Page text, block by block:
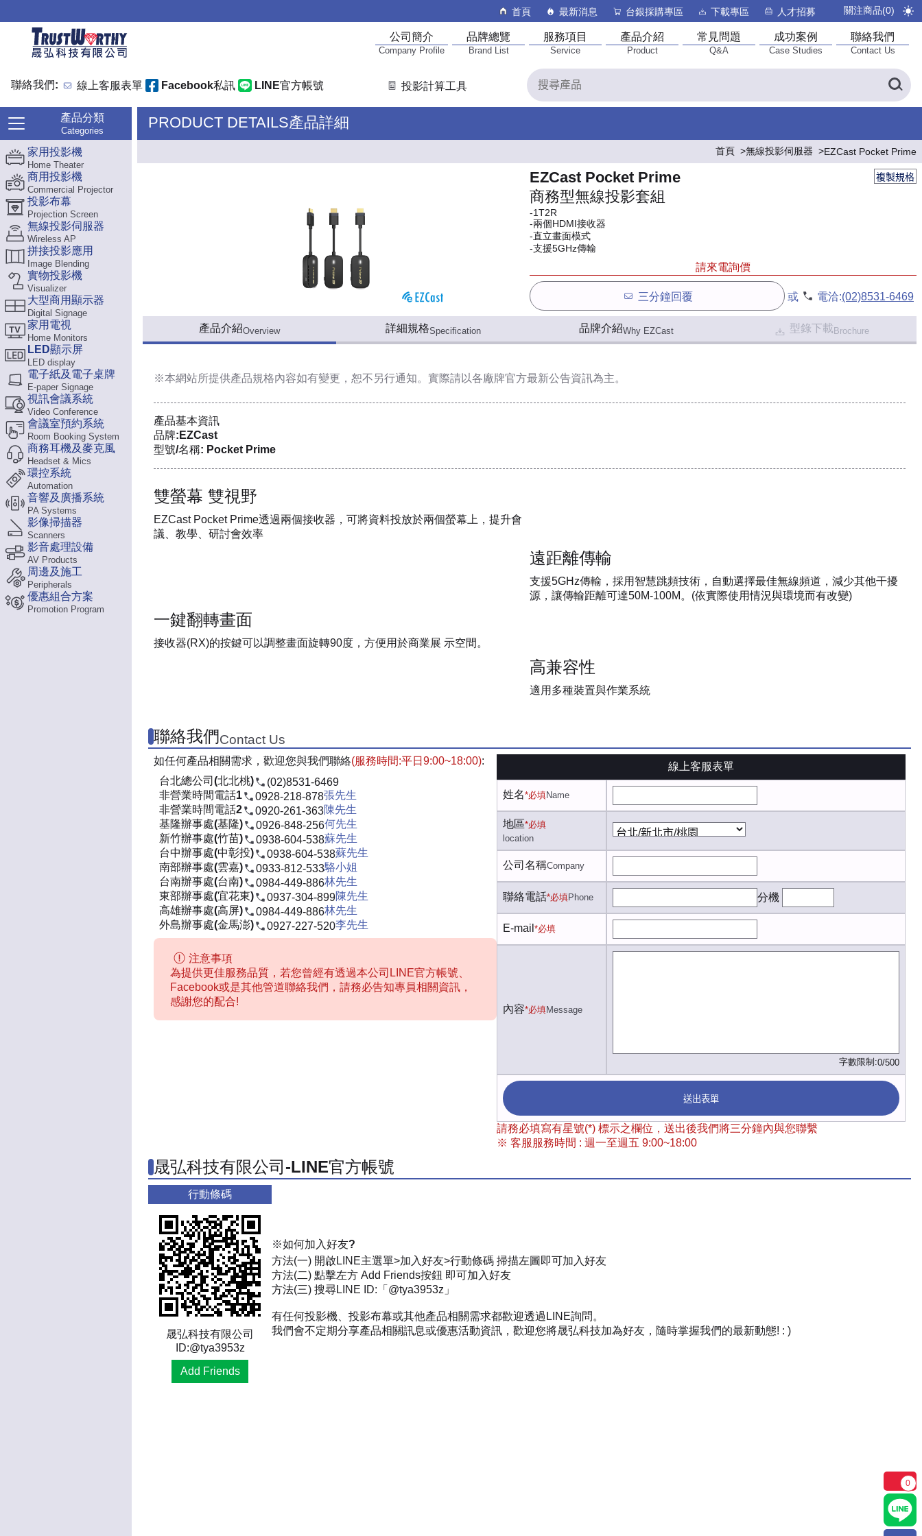
首頁 最新消息 台銀採購專區 下載專區 人才招募 關注商品(0)
公司簡介
Company Profile
品牌總覽
Brand List
服務項目
Service
產品介紹
Product
常見問題
Q&A
成功案例
Case Studies
聯絡我們
Contact Us
聯絡我們: 線上客服表單 Facebook私訊 LINE官方帳號 投影計算工具
產品分類
Categories
家用投影機
Home Theater
商用投影機
Commercial Projector
投影布幕
Projection Screen
無線投影伺服器
Wireless AP
拼接投影應用
Image Blending
實物投影機
Visualizer
大型商用顯示器
Digital Signage
家用電視
Home Monitors
LED顯示屏
LED display
電子紙及電子桌牌
E-paper Signage
視訊會議系統
Video Conference
會議室預約系統
Room Booking System
商務耳機及麥克風
Headset & Mics
環控系統
Automation
音響及廣播系統
PA Systems
影像掃描器
Scanners
影音處理設備
AV Products
周邊及施工
Peripherals
優惠組合方案
Promotion Program
PRODUCT DETAILS產品詳細
首頁 無線投影伺服器 EZCast Pocket Prime
複製規格
EZCast Pocket Prime
商務型無線投影套組
-1T2R
-兩個HDMI接收器
-直立畫面模式
-支援5GHz傳輸
請來電詢價
三分鐘回覆 或 電洽:(02)8531-6469
產品介紹Overview 詳細規格Specification 品牌介紹Why EZCast 型錄下載 Brochure
※本網站所提供產品規格內容如有變更，恕不另行通知。實際請以各廠牌官方最新公告資訊為主。
產品基本資訊
品牌:EZCast
型號/名稱: Pocket Prime
雙螢幕 雙視野
EZCast Pocket Prime透過兩個接收器，可將資料投放於兩個螢幕上，提升會
議、教學、研討會效率
遠距離傳輸
支援5GHz傳輸，採用智慧跳頻技術，自動選擇最佳無線頻道，減少其他干擾
源，讓傳輸距離可達50M-100M。(依實際使用情況與環境而有改變)
一鍵翻轉畫面
接收器(RX)的按鍵可以調整畫面旋轉90度，方便用於商業展 示空間。
高兼容性
適用多種裝置與作業系統
聯絡我們Contact Us
如任何產品相關需求，歡迎您與我們聯絡(服務時間:平日9:00~18:00):
台北總公司(北北桃)
(02)8531-6469
非營業時間電話1
0928-218-878張先生
非營業時間電話2
0920-261-363陳先生
基隆辦事處(基隆)
0926-848-256何先生
新竹辦事處(竹苗)
0938-604-538蘇先生
台中辦事處(中彰投)
0938-604-538蘇先生
南部辦事處(雲嘉)
0933-812-533駱小姐
台南辦事處(台南)
0984-449-886林先生
東部辦事處(宜花東)
0937-304-899陳先生
高雄辦事處(高屏)
0984-449-886林先生
外島辦事處(金馬澎)
0927-227-520李先生
注意事項
為提供更佳服務品質，若您曾經有透過本公司LINE官方帳號、
Facebook或是其他管道聯絡我們，請務必告知專員相關資訊，
感謝您的配合!
線上客服表單
姓名*必填Name
地區*必填
location
公司名稱Company
聯絡電話*必填Phone 分機
E-mail *必填
內容*必填Message
字數限制:0/500
送出表單
請務必填寫有星號(*) 標示之欄位，送出後我們將三分鐘內與您聯繫
※ 客服服務時間 : 週一至週五 9:00~18:00
晟弘科技有限公司-LINE官方帳號
行動條碼
晟弘科技有限公司
ID:@tya3953z
Add Friends
※如何加入好友?
方法(一) 開啟LINE主選單>加入好友>行動條碼 掃描左圖即可加入好友
方法(二) 點擊左方 Add Friends按鈕 即可加入好友
方法(三) 搜尋LINE ID:「@tya3953z」
有任何投影機、投影布幕或其他產品相關需求都歡迎透過LINE詢問。
我們會不定期分享產品相關訊息或優惠活動資訊，歡迎您將晟弘科技加為好友，隨時掌握我們的最新動態! : )
0